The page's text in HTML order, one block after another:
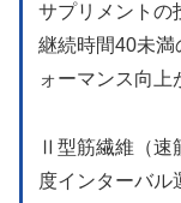
サプリメントの
継続時間40未満
ォーマンス向上
Ⅱ型筋繊維（速
度インターバル